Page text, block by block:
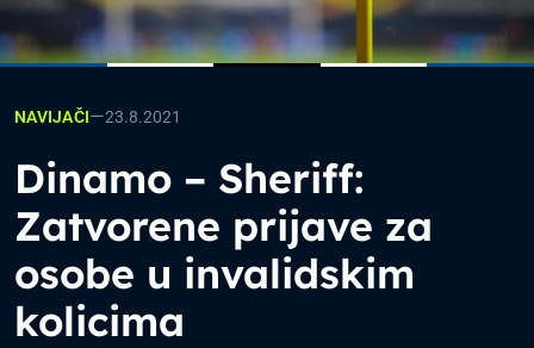
NAVIJAČI—23.8.2021
Dinamo – Sheriff:
Zatvorene prijave za
osobe u invalidskim
kolicima